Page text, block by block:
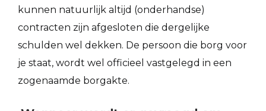
kunnen natuurlijk altijd (onderhandse)
contracten zijn afgesloten die dergelijke
schulden wel dekken. De persoon die borg voor
je staat, wordt wel officieel vastgelegd in een
zogenaamde borgakte.